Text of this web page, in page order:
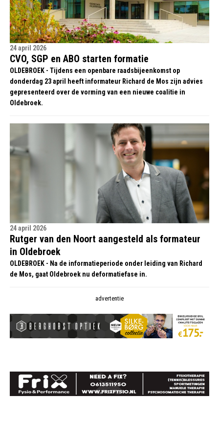
24 april 2026
CVO, SGP en ABO starten formatie
OLDEBROEK - Tijdens een openbare raadsbijeenkomst op
donderdag 23 april heeft informateur Richard de Mos zijn advies
gepresenteerd over de vorming van een nieuwe coalitie in
Oldebroek.
24 april 2026
Rutger van den Noort aangesteld als formateur
in Oldebroek
OLDEBROEK - Na de informatieperiode onder leiding van Richard
de Mos, gaat Oldebroek nu deformatiefase in.
advertentie